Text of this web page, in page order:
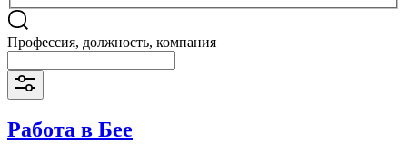
Профессия, должность, компания
Работа в Бее